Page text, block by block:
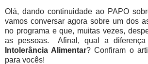
Olá, dando continuidade ao PAPO
vamos conversar agora sobre um dos
no programa e que, muitas vezes,
as pessoas. Afinal, qual a
Intolerância Alimentar? Confiram o
para vocês!